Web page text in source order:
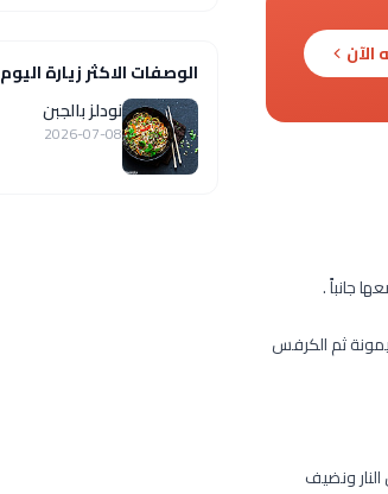
الآن
ثم الكرفس
10 دقائق ثم نبعد القدر عن النار ونضيف
الوصفات الاكثر زيارة اليوم
نودلز بالجبن
2026-07-08